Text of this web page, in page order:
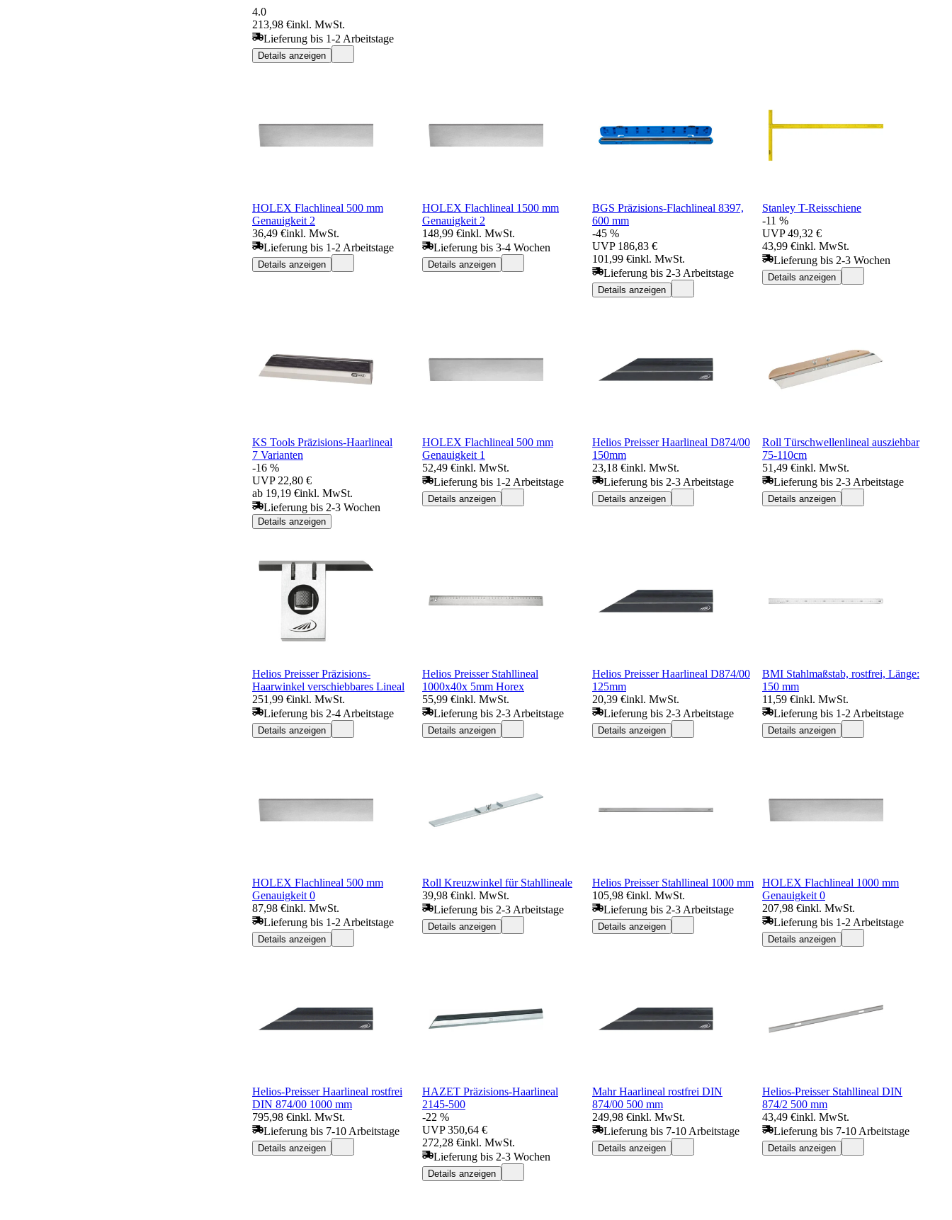
4.0
213,98 €inkl. MwSt.
Lieferung bis 1-2 Arbeitstage
Details anzeigen
HOLEX Flachlineal 500 mm
Genauigkeit 2
36,49 €inkl. MwSt.
Lieferung bis 1-2 Arbeitstage
Details anzeigen
HOLEX Flachlineal 1500 mm
Genauigkeit 2
148,99 €inkl. MwSt.
Lieferung bis 3-4 Wochen
Details anzeigen
BGS Präzisions-Flachlineal 8397,
600 mm
-45 %
UVP 186,83 €
101,99 €inkl. MwSt.
Lieferung bis 2-3 Arbeitstage
Details anzeigen
Stanley T-Reisschiene
-11 %
UVP 49,32 €
43,99 €inkl. MwSt.
Lieferung bis 2-3 Wochen
Details anzeigen
KS Tools Präzisions-Haarlineal
7 Varianten
-16 %
UVP 22,80 €
ab 19,19 €inkl. MwSt.
Lieferung bis 2-3 Wochen
Details anzeigen
HOLEX Flachlineal 500 mm
Genauigkeit 1
52,49 €inkl. MwSt.
Lieferung bis 1-2 Arbeitstage
Details anzeigen
Helios Preisser Haarlineal D874/00
150mm
23,18 €inkl. MwSt.
Lieferung bis 2-3 Arbeitstage
Details anzeigen
Roll Türschwellenlineal ausziehbar
75-110cm
51,49 €inkl. MwSt.
Lieferung bis 2-3 Arbeitstage
Details anzeigen
Helios Preisser Präzisions-
Haarwinkel verschiebbares Lineal
251,99 €inkl. MwSt.
Lieferung bis 2-4 Arbeitstage
Details anzeigen
Helios Preisser Stahllineal
1000x40x 5mm Horex
55,99 €inkl. MwSt.
Lieferung bis 2-3 Arbeitstage
Details anzeigen
Helios Preisser Haarlineal D874/00
125mm
20,39 €inkl. MwSt.
Lieferung bis 2-3 Arbeitstage
Details anzeigen
BMI Stahlmaßstab, rostfrei, Länge:
150 mm
11,59 €inkl. MwSt.
Lieferung bis 1-2 Arbeitstage
Details anzeigen
HOLEX Flachlineal 500 mm
Genauigkeit 0
87,98 €inkl. MwSt.
Lieferung bis 1-2 Arbeitstage
Details anzeigen
Roll Kreuzwinkel für Stahllineale
39,98 €inkl. MwSt.
Lieferung bis 2-3 Arbeitstage
Details anzeigen
Helios Preisser Stahllineal 1000 mm
105,98 €inkl. MwSt.
Lieferung bis 2-3 Arbeitstage
Details anzeigen
HOLEX Flachlineal 1000 mm
Genauigkeit 0
207,98 €inkl. MwSt.
Lieferung bis 1-2 Arbeitstage
Details anzeigen
Helios-Preisser Haarlineal rostfrei
DIN 874/00 1000 mm
795,98 €inkl. MwSt.
Lieferung bis 7-10 Arbeitstage
Details anzeigen
HAZET Präzisions-Haarlineal
2145-500
-22 %
UVP 350,64 €
272,28 €inkl. MwSt.
Lieferung bis 2-3 Wochen
Details anzeigen
Mahr Haarlineal rostfrei DIN
874/00 500 mm
249,98 €inkl. MwSt.
Lieferung bis 7-10 Arbeitstage
Details anzeigen
Helios-Preisser Stahllineal DIN
874/2 500 mm
43,49 €inkl. MwSt.
Lieferung bis 7-10 Arbeitstage
Details anzeigen